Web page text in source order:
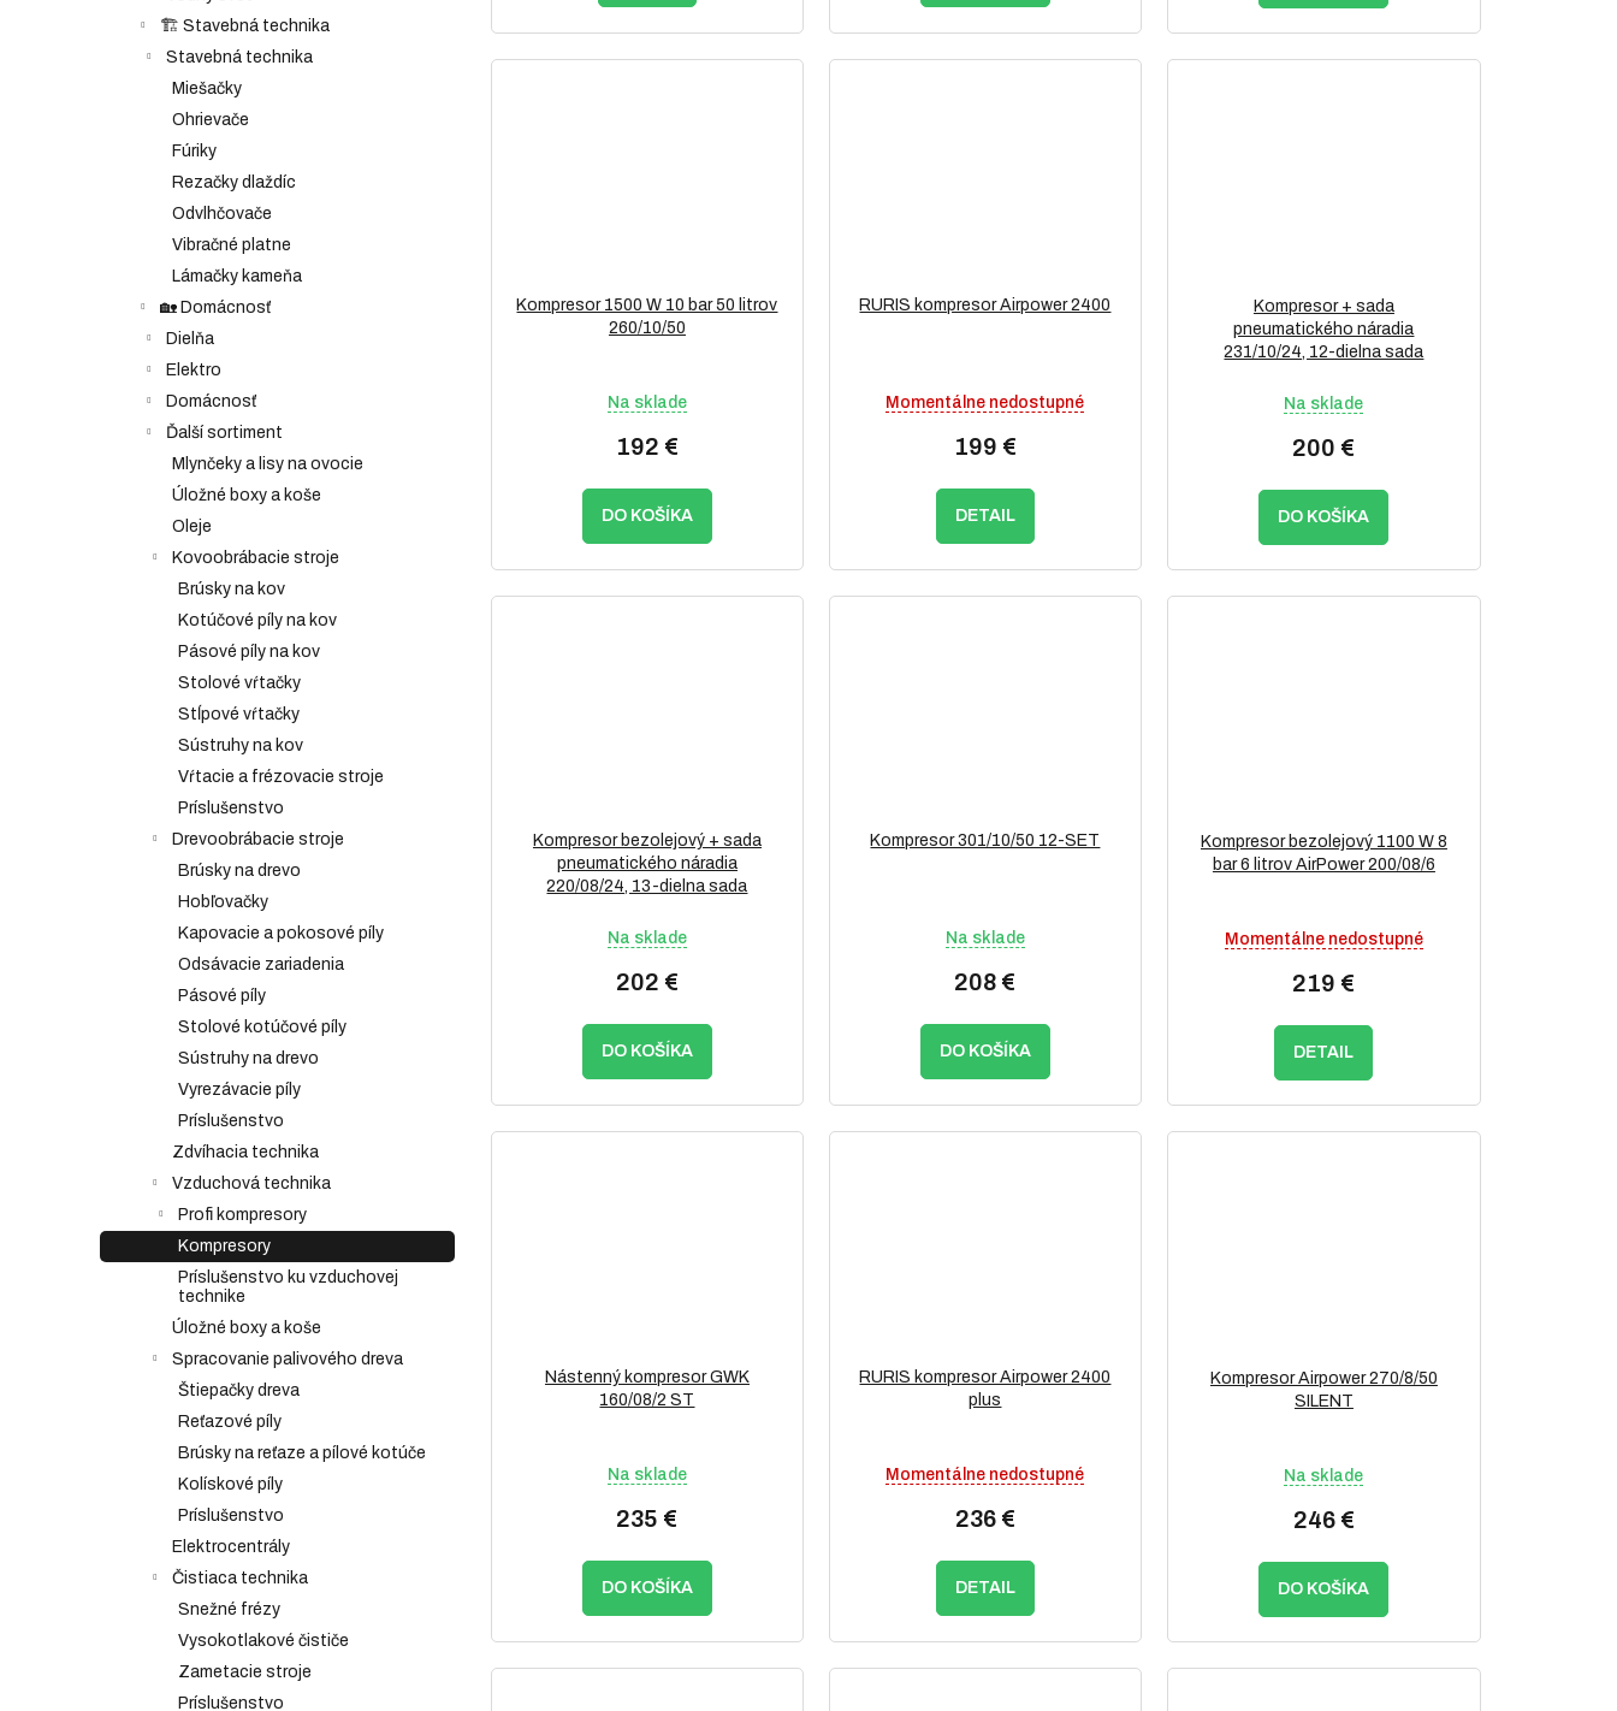
🏗️ Stavebná technika
Stavebná technika
Miešačky
Ohrievače
Fúriky
Rezačky dlaždíc
Odvlhčovače
Vibračné platne
Lámačky kameňa
🏡 Domácnosť
Dielňa
Elektro
Domácnosť
Ďalší sortiment
Mlynčeky a lisy na ovocie
Úložné boxy a koše
Oleje
Kovoobrábacie stroje
Brúsky na kov
Kotúčové píly na kov
Pásové píly na kov
Stolové vŕtačky
Stĺpové vŕtačky
Sústruhy na kov
Vŕtacie a frézovacie stroje
Príslušenstvo
Drevoobrábacie stroje
Brúsky na drevo
Hobľovačky
Kapovacie a pokosové píly
Odsávacie zariadenia
Pásové píly
Stolové kotúčové píly
Sústruhy na drevo
Vyrezávacie píly
Príslušenstvo
Zdvíhacia technika
Vzduchová technika
Profi kompresory
Kompresory
Príslušenstvo ku vzduchovej
technike
Úložné boxy a koše
Spracovanie palivového dreva
Štiepačky dreva
Reťazové píly
Brúsky na reťaze a pílové kotúče
Kolískové píly
Príslušenstvo
Elektrocentrály
Čistiaca technika
Snežné frézy
Vysokotlakové čističe
Zametacie stroje
Príslušenstvo
Kompresor 1500 W 10 bar 50 litrov
260/10/50
Na sklade
192 €
DO KOŠÍKA
RURIS kompresor Airpower 2400
Momentálne nedostupné
199 €
DETAIL
Kompresor + sada
pneumatického náradia
231/10/24, 12-dielna sada
Na sklade
200 €
DO KOŠÍKA
Kompresor bezolejový + sada
pneumatického náradia
220/08/24, 13-dielna sada
Na sklade
202 €
DO KOŠÍKA
Kompresor 301/10/50 12-SET
Na sklade
208 €
DO KOŠÍKA
Kompresor bezolejový 1100 W 8
bar 6 litrov AirPower 200/08/6
Momentálne nedostupné
219 €
DETAIL
Nástenný kompresor GWK
160/08/2 ST
Na sklade
235 €
DO KOŠÍKA
RURIS kompresor Airpower 2400
plus
Momentálne nedostupné
236 €
DETAIL
Kompresor Airpower 270/8/50
SILENT
Na sklade
246 €
DO KOŠÍKA